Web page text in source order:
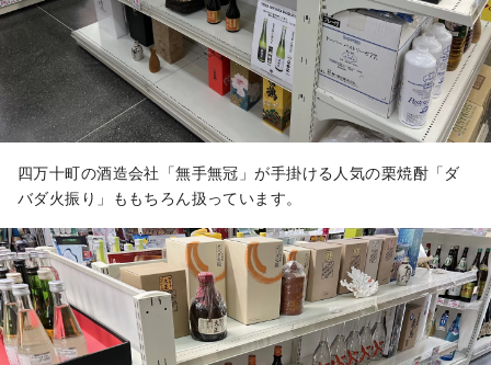
四万十町の酒造会社「無手無冠」が手掛ける人気の栗焼酎「ダ
バダ火振り」ももちろん扱っています。